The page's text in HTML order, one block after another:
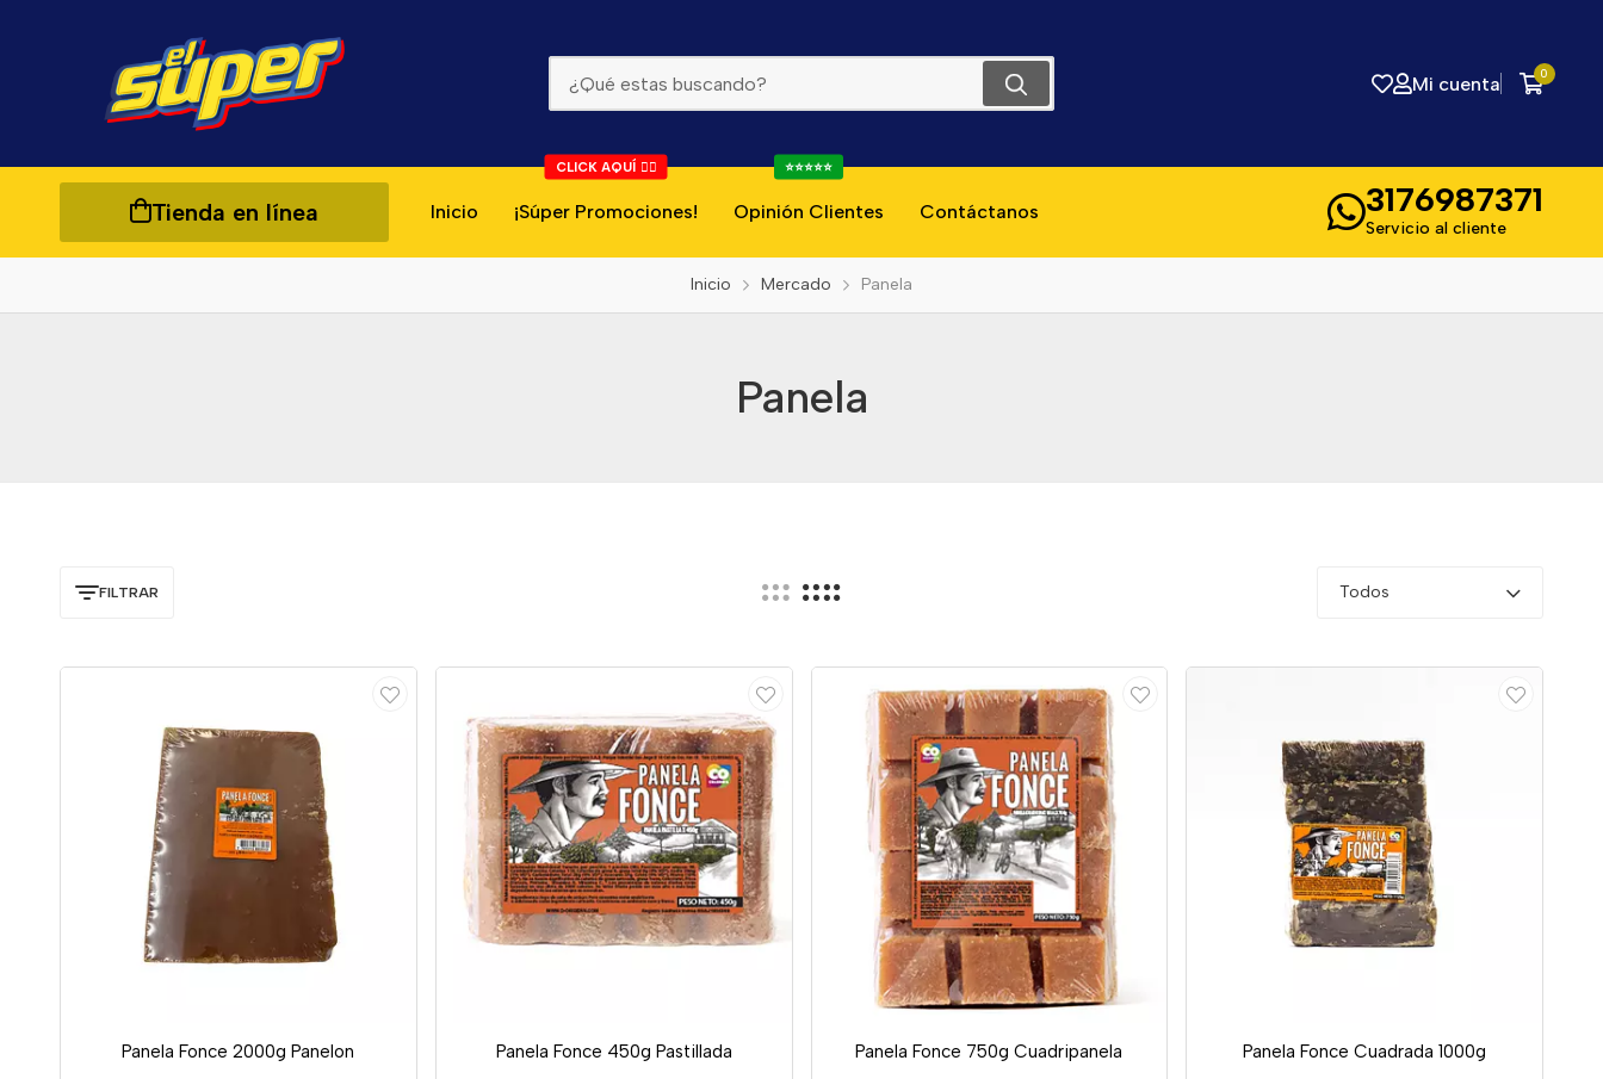
Mi cuenta 0
Tienda en línea Inicio ¡Súper Promociones!
CLICK AQUÍ 👇🏻
Opinión Clientes
⭐⭐⭐⭐⭐
Contáctanos 3176987371
Servicio al cliente
Inicio Mercado Panela
Panela
FILTRAR Todos
Panela Fonce 2000g Panelon Panela Fonce 450g Pastillada Panela Fonce 750g Cuadripanela Panela Fonce Cuadrada 1000g